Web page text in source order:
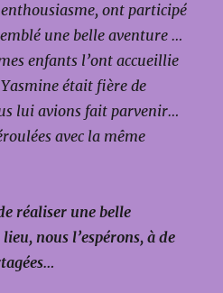
ont participé
une belle aventure …
enfants l’ont accueillie
était fière de
lui avions fait parvenir…
avec la même
réaliser une belle
nous l’espérons, à de